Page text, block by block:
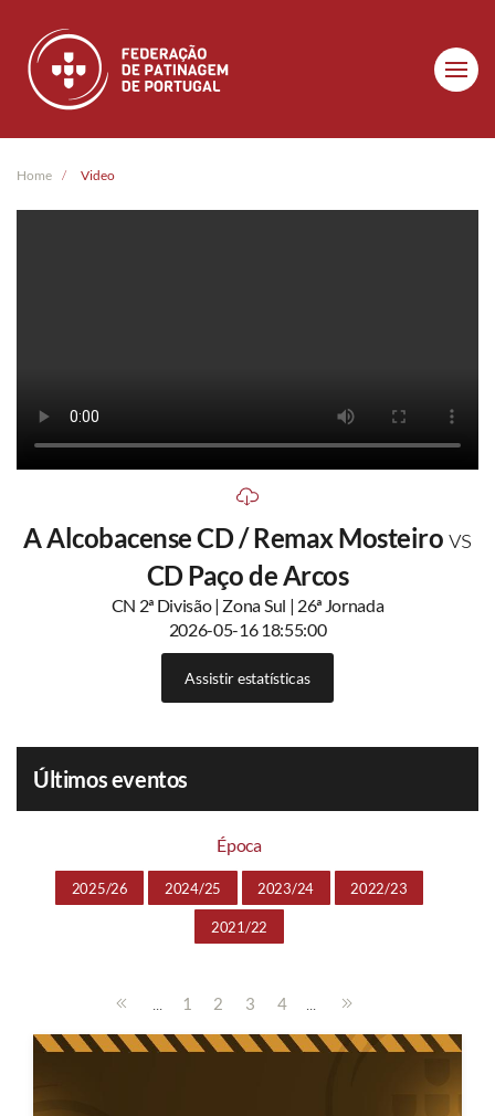
Skip to main content
Home Video
A Alcobacense CD / Remax Mosteirovs
CD Paço de Arcos
CN 2ª Divisão | Zona Sul | 26ª Jornada
2026-05-16 18:55:00
Assistir estatísticas
Últimos eventos
Época
2025/26 2024/25 2023/24 2022/23
2021/22
... 1 2 3 4 ...